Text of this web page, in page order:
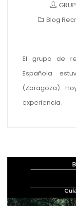
Blog
El grupo de
Española
(Zaragoza).
experiencia.